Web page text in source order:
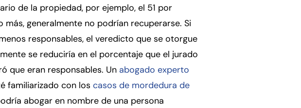
de la propiedad, por ejemplo, el 51 por
más, generalmente no podrían recuperarse. Si
responsables, el veredicto que se otorgue
se reduciría en el porcentaje que el jurado
que eran responsables. Un abogado experto
familiarizado con los casos de mordedura de
abogar en nombre de una persona